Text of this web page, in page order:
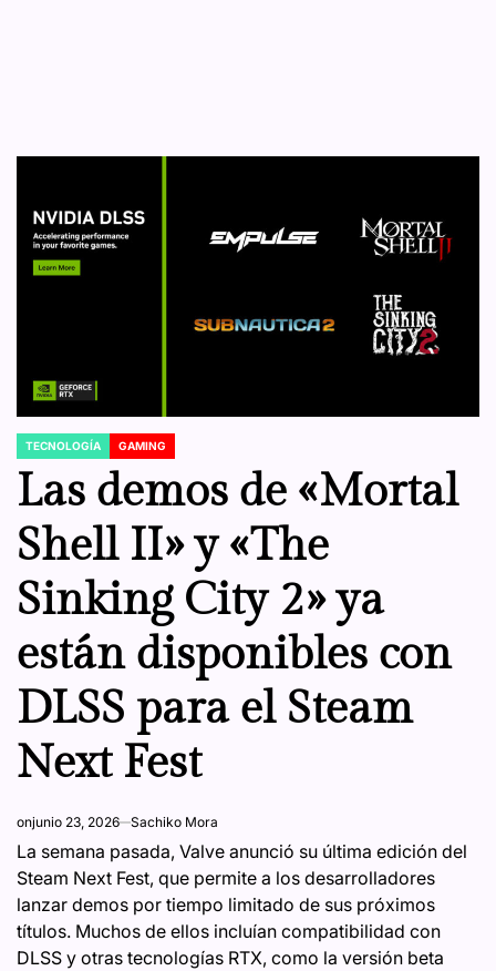
POSTED
IN
TECNOLOGÍA GAMING
Las demos de «Mortal
Shell II» y «The
Sinking City 2» ya
están disponibles con
DLSS para el Steam
Next Fest
onjunio 23, 2026 Sachiko Mora
La semana pasada, Valve anunció su última edición del
Steam Next Fest, que permite a los desarrolladores
lanzar demos por tiempo limitado de sus próximos
títulos. Muchos de ellos incluían compatibilidad con
DLSS y otras tecnologías RTX, como la versión beta